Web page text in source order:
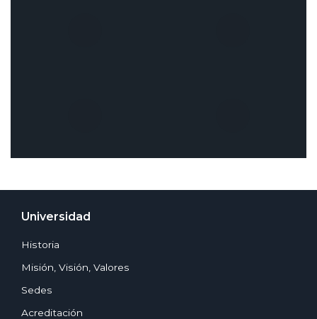
Universidad
Historia
Misión, Visión, Valores
Sedes
Acreditación